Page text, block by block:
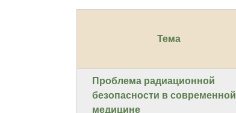
Тема
Проблема радиационной
безопасности в современной
медицине